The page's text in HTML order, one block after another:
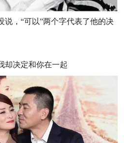
说，“可以”两个字代表了他的决
却决定和你在一起